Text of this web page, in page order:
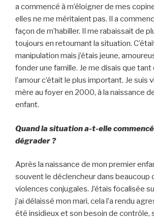
a commencé à m’éloigner de mes
elles ne me méritaient pas. Il a
façon de m’habiller. Il me rabaissait de
toujours en retournant la situation.
manipulation mais j’étais jeune,
fonder une famille. Je me disais que tant
l’amour c’était le plus important. Je suis
mère au foyer en 2000, à la naissance
enfant.
Quand la situation a-t-elle
dégrader ?
Après la naissance de mon premier
souvent le déclencheur dans beaucoup
violences conjugales. J’étais focalisée
j’ai délaissé mon mari, cela l’a rendu
été insidieux et son besoin de contrôle,